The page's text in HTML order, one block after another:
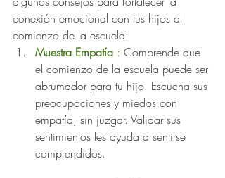
conexión emocional con tus hijos al
comienzo de la escuela:
Muestra Empatía : Comprende que
el comienzo de la escuela puede ser
abrumador para tu hijo. Escucha sus
preocupaciones y miedos con
empatía, sin juzgar. Validar sus
sentimientos les ayuda a sentirse
comprendidos.